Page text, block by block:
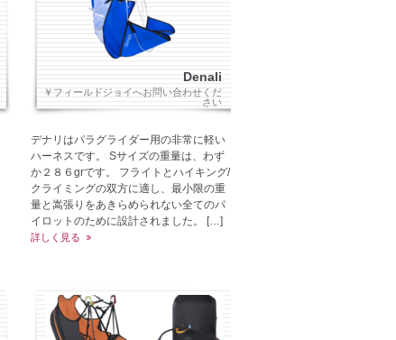
Denali
￥フィールドジョイへお問い合わせくだ
さい
デナリはパラグライダー用の非常に軽い
ハーネスです。 Sサイズの重量は、わず
か２８６grです。 フライトとハイキング/
クライミングの双方に適し、最小限の重
量と嵩張りをあきらめられない全てのパ
イロットのために設計されました。 […]
詳しく見る